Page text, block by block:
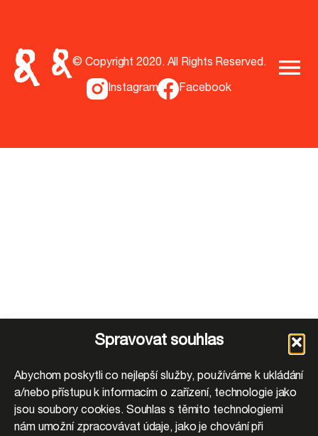
Spravovat souhlas
Abychom poskytli co nejlepší služby, používáme k ukládání
a/nebo přístupu k informacím o zařízení, technologie jako
jsou soubory cookies. Souhlas s těmito technologiemi
nám umožní zpracovávat údaje, jako je chování při
© Copyright 2020. All Rights Reserved.
Instagram Facebook